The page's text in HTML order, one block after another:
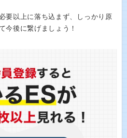
要以上に落ち込まず、しっかり原
今後に繋げましょう！